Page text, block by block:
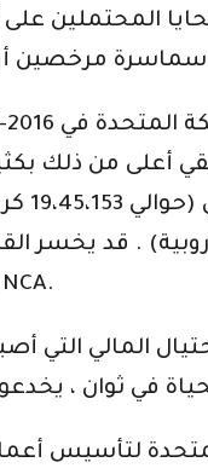
المحتملين
خسائر
(حوالي 4،09،520 كرور روبية) ، “تقول مدونة NCA.
المالي التي
لتأسيس